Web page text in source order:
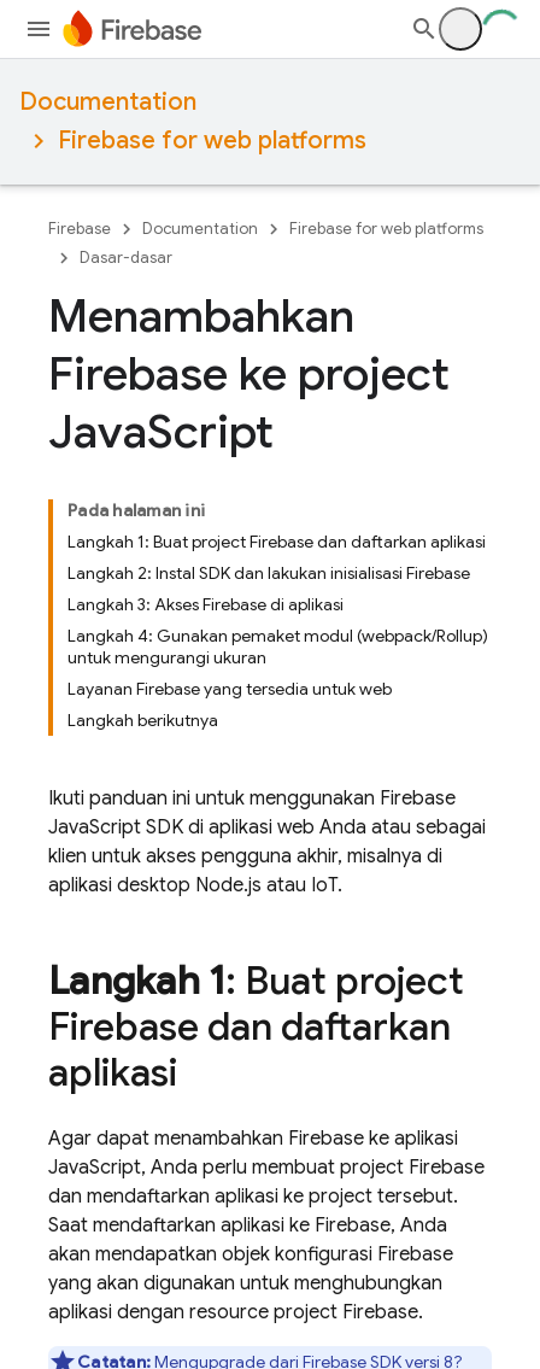
Documentation
Firebase for web platforms
Firebase Documentation
Firebase for web platforms
Dasar-dasar
Menambahkan
Firebase ke project
JavaScript
Pada halaman ini
Langkah 1: Buat project Firebase dan daftarkan aplikasi
Langkah 2: Instal SDK dan lakukan inisialisasi Firebase
Langkah 3: Akses Firebase di aplikasi
Langkah 4: Gunakan pemaket modul (webpack/Rollup)
untuk mengurangi ukuran
Layanan Firebase yang tersedia untuk web
Langkah berikutnya
Ikuti panduan ini untuk menggunakan Firebase
JavaScript SDK di aplikasi web Anda atau sebagai
klien untuk akses pengguna akhir, misalnya di
aplikasi desktop Node.js atau IoT.
Langkah 1: Buat project
Firebase dan daftarkan
aplikasi
Agar dapat menambahkan Firebase ke aplikasi
JavaScript, Anda perlu membuat project Firebase
dan mendaftarkan aplikasi ke project tersebut.
Saat mendaftarkan aplikasi ke Firebase, Anda
akan mendapatkan objek konfigurasi Firebase
yang akan digunakan untuk menghubungkan
aplikasi dengan resource project Firebase.
Catatan:Mengupgrade dari Firebase SDK versi 8?